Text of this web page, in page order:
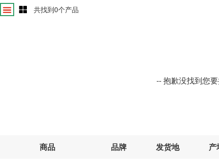
共找到0个产品
-- 抱歉没找到您
商品 品牌 发货地 产